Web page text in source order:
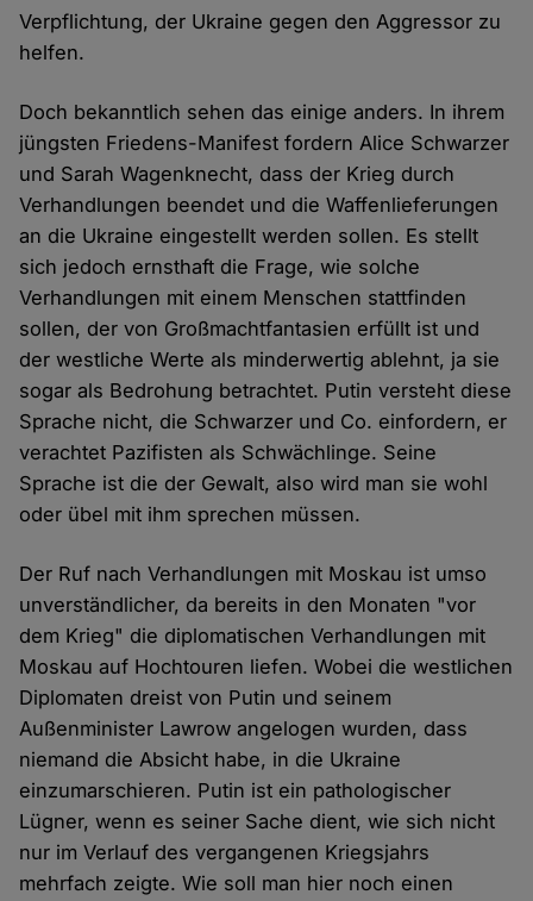
Verpflichtung, der Ukraine gegen den Aggressor zu
helfen.
Doch bekanntlich sehen das einige anders. In ihrem
jüngsten Friedens-Manifest fordern Alice Schwarzer
und Sarah Wagenknecht, dass der Krieg durch
Verhandlungen beendet und die Waffenlieferungen
an die Ukraine eingestellt werden sollen. Es stellt
sich jedoch ernsthaft die Frage, wie solche
Verhandlungen mit einem Menschen stattfinden
sollen, der von Großmachtfantasien erfüllt ist und
der westliche Werte als minderwertig ablehnt, ja sie
sogar als Bedrohung betrachtet. Putin versteht diese
Sprache nicht, die Schwarzer und Co. einfordern, er
verachtet Pazifisten als Schwächlinge. Seine
Sprache ist die der Gewalt, also wird man sie wohl
oder übel mit ihm sprechen müssen.
Der Ruf nach Verhandlungen mit Moskau ist umso
unverständlicher, da bereits in den Monaten "vor
dem Krieg" die diplomatischen Verhandlungen mit
Moskau auf Hochtouren liefen. Wobei die westlichen
Diplomaten dreist von Putin und seinem
Außenminister Lawrow angelogen wurden, dass
niemand die Absicht habe, in die Ukraine
einzumarschieren. Putin ist ein pathologischer
Lügner, wenn es seiner Sache dient, wie sich nicht
nur im Verlauf des vergangenen Kriegsjahrs
mehrfach zeigte. Wie soll man hier noch einen